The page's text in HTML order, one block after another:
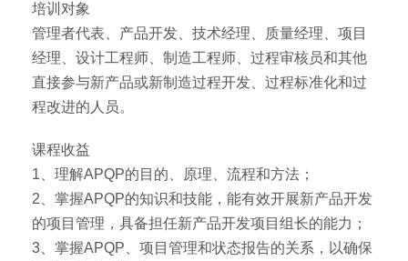
培训对象
管理者代表、产品开发、技术经理、质量经理、项目
经理、设计工程师、制造工程师、过程审核员和其他
直接参与新产品或新制造过程开发、过程标准化和过
程改进的人员。
课程收益
1、理解APQP的目的、原理、流程和方法；
2、掌握APQP的知识和技能，能有效开展新产品开发
的项目管理，具备担任新产品开发项目组长的能力；
3、掌握APQP、项目管理和状态报告的关系，以确保